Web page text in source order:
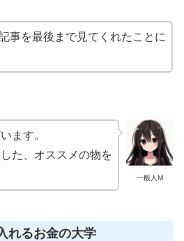
事を最後まで見てくれたことに
一般人M
ます。
た、オススメの物を
れるお金の大学